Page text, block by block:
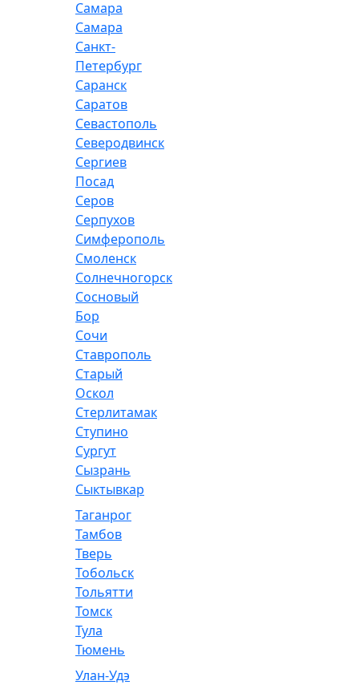
Самара
Самара
Санкт-
Петербург
Саранск
Саратов
Севастополь
Северодвинск
Сергиев
Посад
Серов
Серпухов
Симферополь
Смоленск
Солнечногорск
Сосновый
Бор
Сочи
Ставрополь
Старый
Оскол
Стерлитамак
Ступино
Сургут
Сызрань
Сыктывкар
Таганрог
Тамбов
Тверь
Тобольск
Тольятти
Томск
Тула
Тюмень
Улан-Удэ